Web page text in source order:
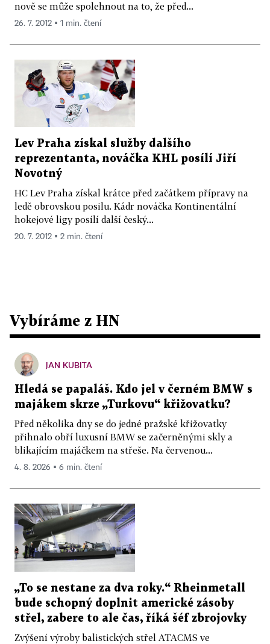
nově se může spolehnout na to, že před...
26. 7. 2012 ▪ 1 min. čtení
Lev Praha získal služby dalšího
reprezentanta, nováčka KHL posílí Jiří
Novotný
HC Lev Praha získal krátce před začátkem přípravy na
ledě obrovskou posilu. Kádr nováčka Kontinentální
hokejové ligy posílí další český...
20. 7. 2012 ▪ 2 min. čtení
Vybíráme z HN
JAN KUBITA
Hledá se papaláš. Kdo jel v černém BMW s
majákem skrze „Turkovu“ křižovatku?
Před několika dny se do jedné pražské křižovatky
přihnalo obří luxusní BMW se začerněnými skly a
blikajícím majáčkem na střeše. Na červenou...
4. 8. 2026 ▪ 6 min. čtení
„To se nestane za dva roky.“ Rheinmetall
bude schopný doplnit americké zásoby
střel, zabere to ale čas, říká šéf zbrojovky
Zvýšení výroby balistických střel ATACMS ve